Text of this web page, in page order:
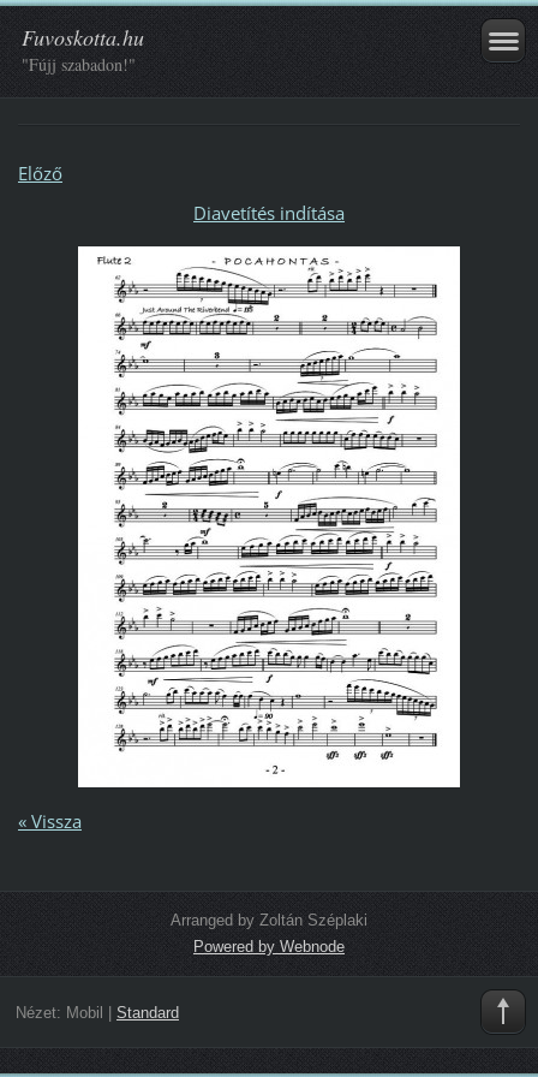
Fuvoskotta.hu
"Fújj szabadon!"
Előző
Diavetítés indítása
« Vissza
Arranged by Zoltán Széplaki
Powered by Webnode
Nézet: Mobil Standard